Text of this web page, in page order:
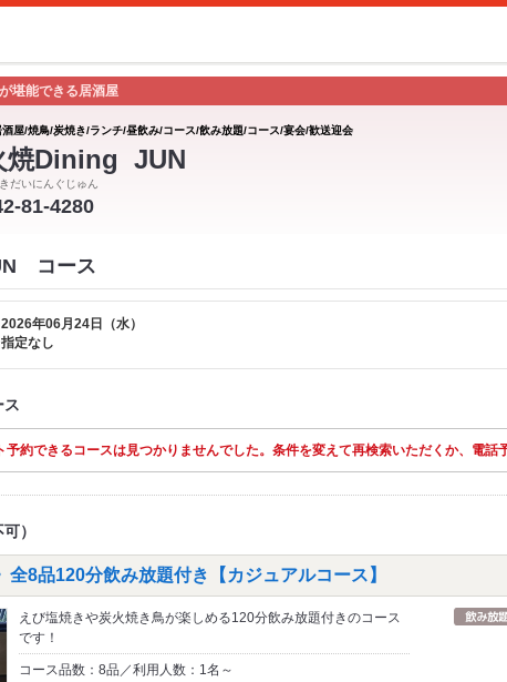
堪能できる居酒屋
屋/焼鳥/炭焼き/ランチ/昼飲み/コース/飲み放題/コース/宴会/歓送迎会
焼Dining JUN
だいにんぐじゅん
81-4280
コース
年06月24日（水）
定なし
ス
予約できるコースは見つかりませんでした。条件を変えて再検索いただくか、電話
）
全8品120分飲み放題付き【カジュアルコース】
えび塩焼きや炭火焼き鳥が楽しめる120分飲み放題付きのコース
です！
コース品数：8品／利用人数：1名～